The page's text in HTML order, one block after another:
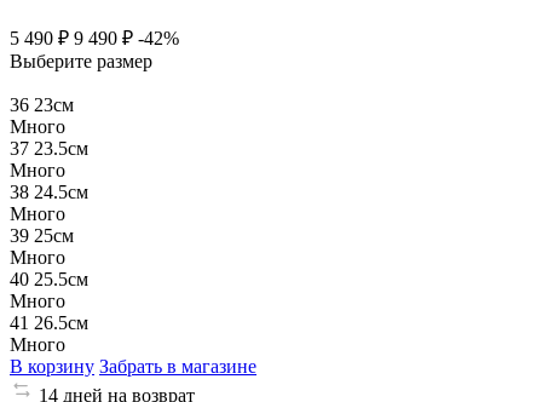
5 490 ₽ 9 490 ₽ -42%
Выберите размер
36 23см
Много
37 23.5см
Много
38 24.5см
Много
39 25см
Много
40 25.5см
Много
41 26.5см
Много
В корзину Забрать в магазине
14 дней на возврат